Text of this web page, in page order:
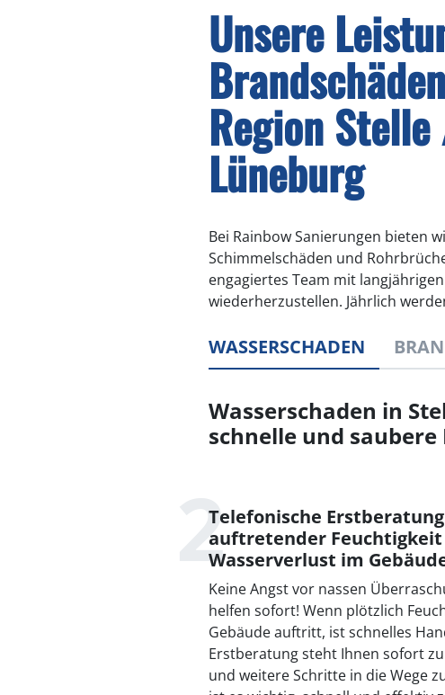
Unsere
Region
Lüneburg
Bei Rainbow Sanierungen bieten
Schimmelschäden und
engagiertes Team mit
wiederherzustellen. Jährlich
WASSERSCHADEN
Wasserschaden in
schnelle und saubere
Telefonische
auftretender
Wasserverlust im
Keine Angst vor nassen
helfen sofort! Wenn plötzlich
Gebäude auftritt, ist schnelles
Erstberatung steht Ihnen sofort
und weitere Schritte in die Wege